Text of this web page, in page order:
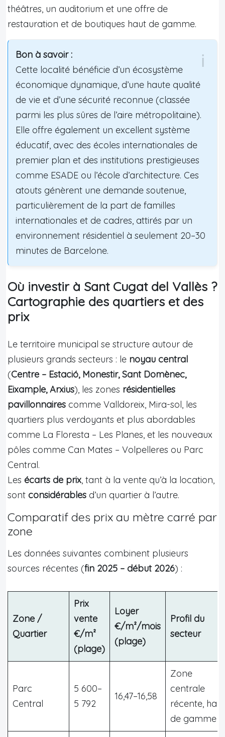
théâtres, un auditorium et une offre de
restauration et de boutiques haut de gamme.
Bon à savoir :
Cette localité bénéficie d’un écosystème
économique dynamique, d’une haute qualité
de vie et d’une sécurité reconnue (classée
parmi les plus sûres de l’aire métropolitaine).
Elle offre également un excellent système
éducatif, avec des écoles internationales de
premier plan et des institutions prestigieuses
comme ESADE ou l’école d’architecture. Ces
atouts génèrent une demande soutenue,
particulièrement de la part de familles
internationales et de cadres, attirés par un
environnement résidentiel à seulement 20–30
minutes de Barcelone.
Où investir à Sant Cugat del Vallès ?
Cartographie des quartiers et des
prix
Le territoire municipal se structure autour de
plusieurs grands secteurs : le noyau central
(Centre – Estació, Monestir, Sant Domènec,
Eixample, Arxius), les zones résidentielles
pavillonnaires comme Valldoreix, Mira-sol, les
quartiers plus verdoyants et plus abordables
comme La Floresta – Les Planes, et les nouveaux
pôles comme Can Mates – Volpelleres ou Parc
Central.
Les écarts de prix, tant à la vente qu’à la location,
sont considérables d’un quartier à l’autre.
Comparatif des prix au mètre carré par
zone
Les données suivantes combinent plusieurs
sources récentes (fin 2025 – début 2026) :
Zone /
Quartier
Prix
vente
€/m²
(plage)
Loyer
€/m²/mois
(plage)
Profil du
secteur
Parc
Central
5 600–
5 792
16,47–16,58
Zone
centrale
récente, haut
de gamme